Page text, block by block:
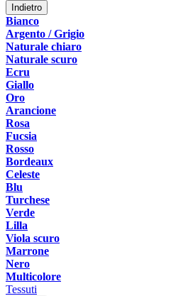
Indietro
Bianco
Argento / Grigio
Naturale chiaro
Naturale scuro
Ecru
Giallo
Oro
Arancione
Rosa
Fucsia
Rosso
Bordeaux
Celeste
Blu
Turchese
Verde
Lilla
Viola scuro
Marrone
Nero
Multicolore
Tessuti